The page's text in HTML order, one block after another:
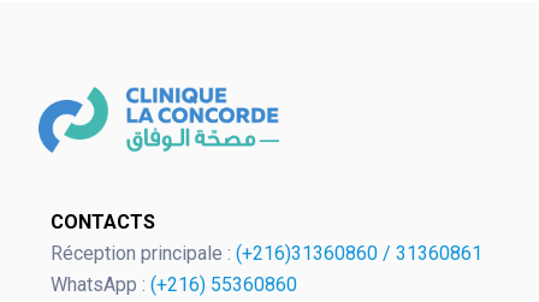
CONTACTS
Réception principale : (+216)31360860 / 31360861
WhatsApp : (+216) 55360860